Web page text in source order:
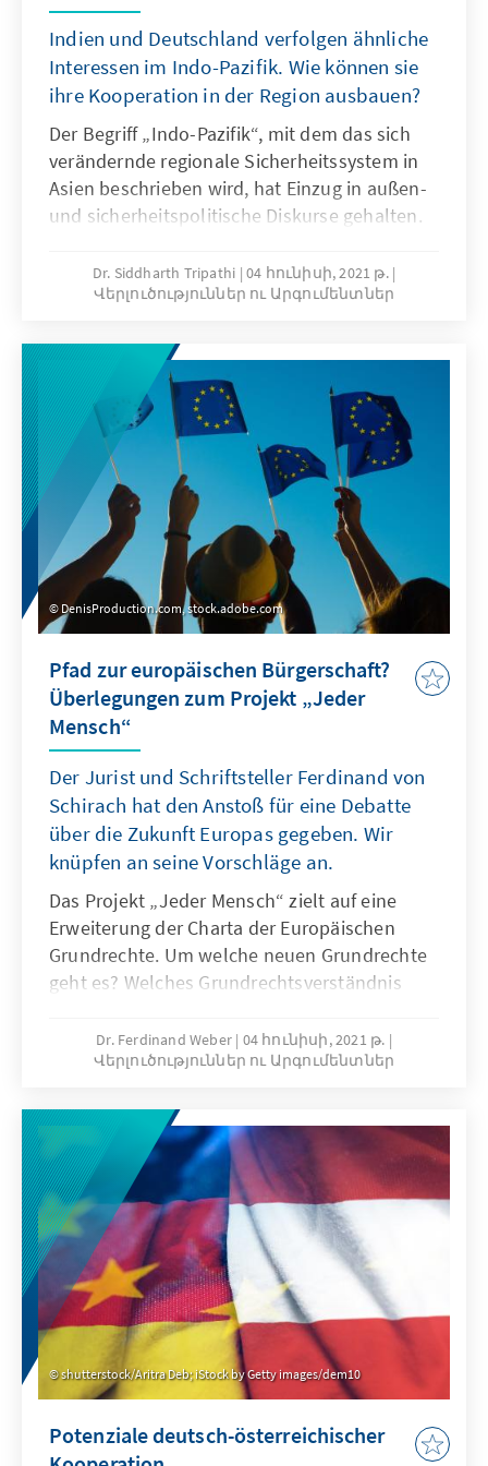
Indien und Deutschland verfolgen ähnliche
Interessen im Indo-Pazifik. Wie können sie
ihre Kooperation in der Region ausbauen?
Der Begriff „Indo-Pazifik“, mit dem das sich
verändernde regionale Sicherheitssystem in
Asien beschrieben wird, hat Einzug in außen-
und sicherheitspolitische Diskurse gehalten.
auch in Amerika und Europa aufgenommen.
Das Papier analysiert den indischen Ansatz im
deutschen Leitlinien. Weiterhin gibt es
Politikempfehlungen, wie die Kooperation
zwischen Deutschland und Indien im Indo-
Pazifik verstärkt werden kann.
Dr. Siddharth Tripathi 04 հունիսի, 2021 թ.
Վերլուծություններ ու Արգումենտներ
DenisProduction.com, stock.adobe.com
Pfad zur europäischen Bürgerschaft?
Überlegungen zum Projekt „Jeder
Mensch“
Der Jurist und Schriftsteller Ferdinand von
Schirach hat den Anstoß für eine Debatte
über die Zukunft Europas gegeben. Wir
knüpfen an seine Vorschläge an.
Das Projekt „Jeder Mensch“ zielt auf eine
Erweiterung der Charta der Europäischen
Grundrechte. Um welche neuen Grundrechte
geht es? Welches Grundrechtsverständnis
und Bürger in den europäischen
Mitgliedstaaten mobilisiert werden sollen,
nur schwer zu erfüllen sind? Auf diese und
weitere Fragen gibt der Autor Ferdinand
Weber Antworten und liefert eine
europarechtliche sowie europapolitische
Einordnung.
Dr. Ferdinand Weber 04 հունիսի, 2021 թ.
Վերլուծություններ ու Արգումենտներ
shutterstock/Aritra Deb; iStock by Getty images/dem10
Potenziale deutsch-österreichischer